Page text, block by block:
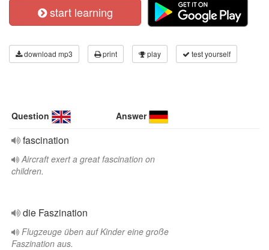
start learning
download mp3 print play test yourself
Question Answer
fascination
Aircraft exert a great fascination on
children.
die Faszination
Flugzeuge üben auf Kinder eine große
Faszination aus.